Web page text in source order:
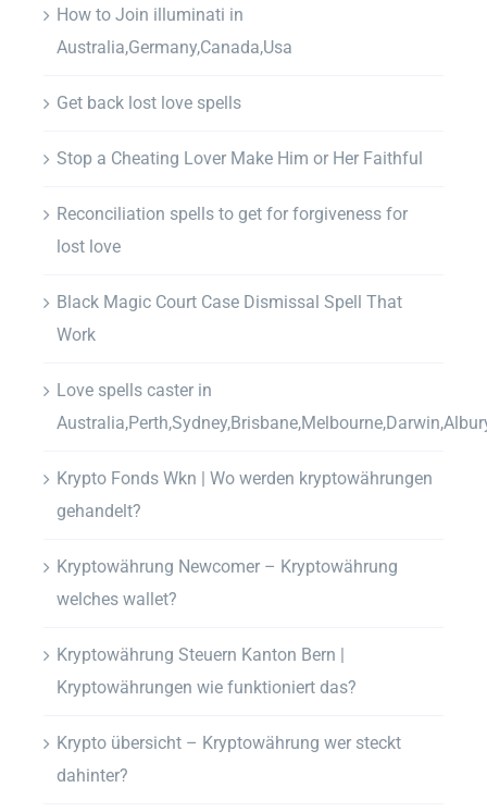
How to Join illuminati in
Australia,Germany,Canada,Usa
Get back lost love spells
Stop a Cheating Lover Make Him or Her Faithful
Reconciliation spells to get for forgiveness for
lost love
Black Magic Court Case Dismissal Spell That
Work
Love spells caster in
Krypto Fonds Wkn | Wo werden kryptowährungen
gehandelt?
Kryptowährung Newcomer – Kryptowährung
welches wallet?
Kryptowährung Steuern Kanton Bern |
Kryptowährungen wie funktioniert das?
Krypto übersicht – Kryptowährung wer steckt
dahinter?